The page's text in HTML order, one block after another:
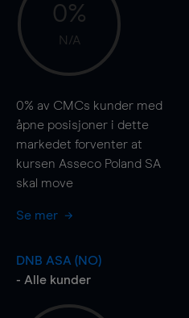
0%
N/A
0% av CMCs kunder med
åpne posisjoner i dette
markedet forventer at
kursen Asseco Poland SA
skal move
Se mer
DNB ASA (NO)
- Alle kunder